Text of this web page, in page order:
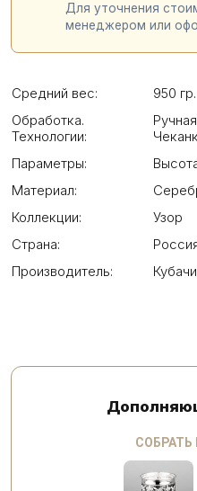
Для уточнения
менеджером или
Средний вес:
950 гр.
Обработка.
Технологии:
Параметры:
Материал:
Коллекции:
Узор
Страна:
Производитель: